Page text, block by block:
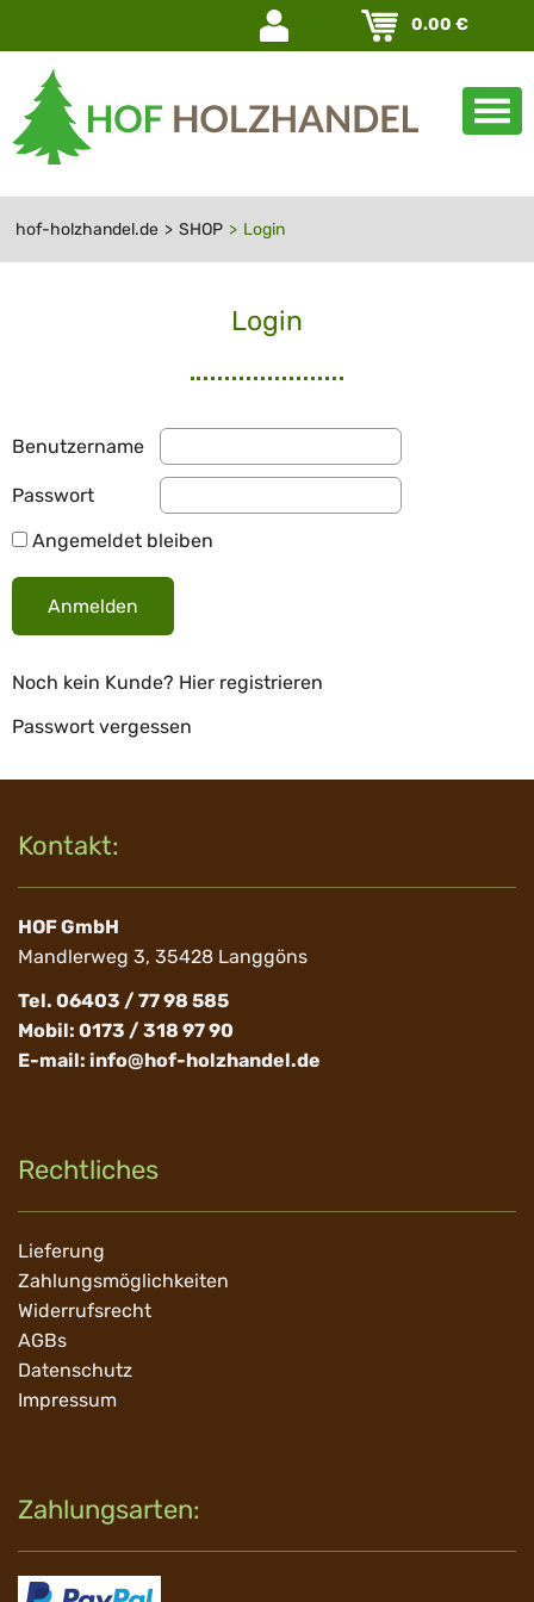
Navigation
überspringen
0.00 €
hof-holzhandel.de SHOP Login
Login
Benutzername
Passwort
Angemeldet bleiben
Anmelden
Noch kein Kunde? Hier registrieren
Passwort vergessen
Kontakt:
HOF GmbH
Mandlerweg 3, 35428 Langgöns
Tel. 06403 / 77 98 585
Mobil: 0173 / 318 97 90
E-mail: info@hof-holzhandel.de
Rechtliches
Navigation
überspringen
Lieferung
Zahlungsmöglichkeiten
Widerrufsrecht
AGBs
Datenschutz
Impressum
Zahlungsarten: